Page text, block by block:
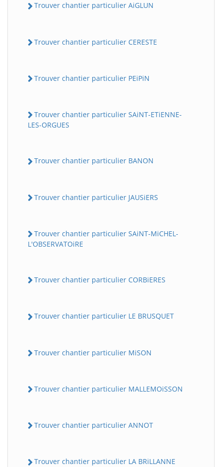
Trouver chantier particulier AiGLUN
Trouver chantier particulier CERESTE
Trouver chantier particulier PEiPiN
Trouver chantier particulier SAiNT-ETiENNE-
LES-ORGUES
Trouver chantier particulier BANON
Trouver chantier particulier JAUSiERS
Trouver chantier particulier SAiNT-MiCHEL-
L'OBSERVATOiRE
Trouver chantier particulier CORBiERES
Trouver chantier particulier LE BRUSQUET
Trouver chantier particulier MiSON
Trouver chantier particulier MALLEMOiSSON
Trouver chantier particulier ANNOT
Trouver chantier particulier LA BRiLLANNE